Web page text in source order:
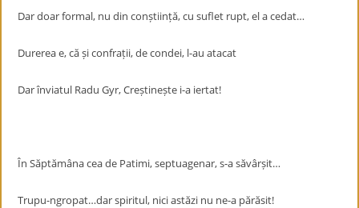
Dar doar formal, nu din conștiință, cu suflet rupt, el a cedat…
Durerea e, că și confrații, de condei, l-au atacat
Dar înviatul Radu Gyr, Creștinește i-a iertat!
În Săptămâna cea de Patimi, septuagenar, s-a săvârșit…
Trupu-ngropat…dar spiritul, nici astăzi nu ne-a părăsit!